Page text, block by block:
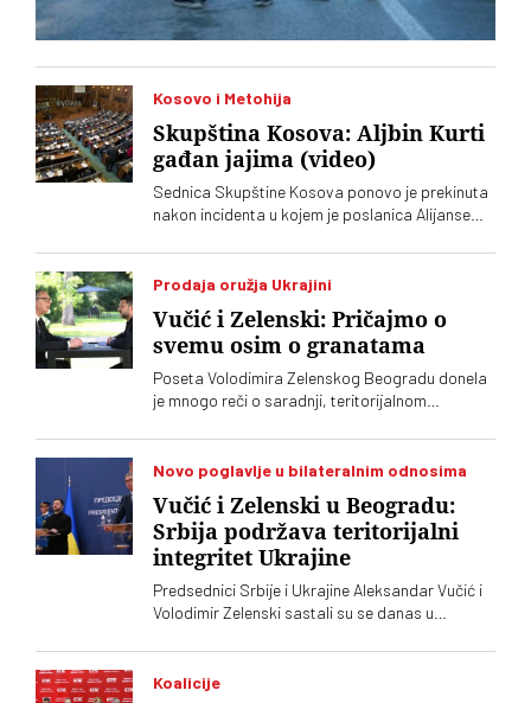
Kosovo i Metohija
Skupština Kosova: Aljbin Kurti
gađan jajima (video)
Sednica Skupštine Kosova ponovo je prekinuta
nakon incidenta u kojem je poslanica Alijanse
premijera Aljbina Kurtija
Prodaja oružja Ukrajini
Vučić i Zelenski: Pričajmo o
svemu osim o granatama
Poseta Volodimira Zelenskog Beogradu donela
je mnogo reči o saradnji, teritorijalnom
ostala gotovo netaknuta – srpsko oružje koje
preko posrednika stiže u Ukrajinu. Vučić i
iako je jasno da obojica znaju o čemu je reč
Novo poglavlje u bilateralnim odnosima
Vučić i Zelenski u Beogradu:
Srbija podržava teritorijalni
integritet Ukrajine
Predsednici Srbije i Ukrajine Aleksandar Vučić i
Volodimir Zelenski sastali su se danas u
odnosima, trgovini, energetici, infrastrukturi i
bezbednosti. Vučić je poručio da Srbija
Koalicije